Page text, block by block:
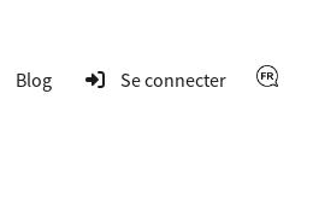
Blog Se connecter